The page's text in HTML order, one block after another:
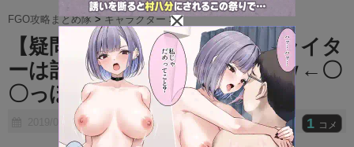
u
t
e
FGO攻略まとめ隊 >キャラクター >
【疑問】結局今回のシナリオライタ
ーは誰なんだろうなｗｗｗｗｗ←〇
〇っぽさはあるんだがｗｗｗ
2019/03/30 1 コメ